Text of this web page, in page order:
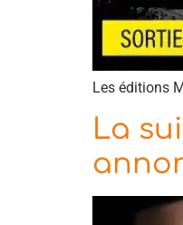
Les éditions
La